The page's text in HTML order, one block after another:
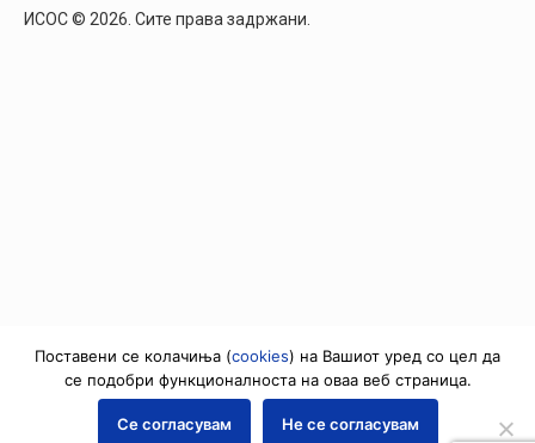
ИСОС © 2026. Сите права задржани.
Поставени се колачиња (cookies) на Вашиот уред со цел да
се подобри функционалноста на оваа веб страница.
Се согласувам Не се согласувам